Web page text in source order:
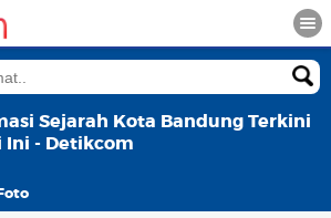
Sejarah Kota Bandung Terkini
Ini - Detikcom